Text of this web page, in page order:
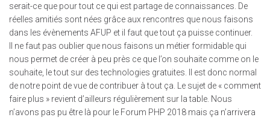
serait-ce que pour tout ce qui est partage de connaissances. De
réelles amitiés sont nées grâce aux rencontres que nous faisons
dans les évènements AFUP et il faut que tout ça puisse continuer.
Il ne faut pas oublier que nous faisons un métier formidable qui
nous permet de créer à peu près ce que l’on souhaite comme on le
souhaite, le tout sur des technologies gratuites. Il est donc normal
de notre point de vue de contribuer à tout ça. Le sujet de « comment
faire plus » revient d’ailleurs régulièrement sur la table. Nous
n’avons pas pu être là pour le Forum PHP 2018 mais ça n’arrivera